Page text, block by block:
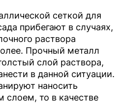
сеткой для
прибегают в случаях,
раствора
Прочный металл
слой раствора,
в данной ситуации.
наносить
слоем, то в качестве